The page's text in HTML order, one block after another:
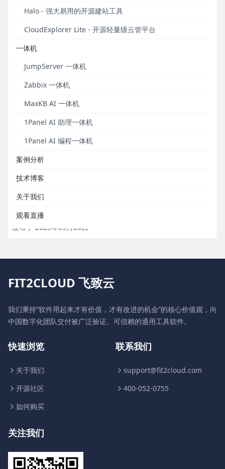
Halo - 强大易用的开源建站工具
CloudExplorer Lite - 开源轻量级云管平台
一体机
JumpServer 一体机
Zabbix 一体机
MaxKB AI 一体机
1Panel AI 助理一体机
1Panel AI 编程一体机
案例分析
技术博客
关于我们
观看直播
2024.07.18）
重要通知丨MeterSphere漏洞通知及修复方案
（MS-2023.05.26）
发布于 2023年05月26日
FIT2CLOUD 飞致云
我们秉持“软件用起来才有价值，才有改进的机会”的核心价值观，向
中国数字化团队交付被广泛验证、可信赖的通用工具软件。
快速浏览
关于我们
开源社区
如何购买
联系我们
support@fit2cloud.com
400-052-0755
关注我们